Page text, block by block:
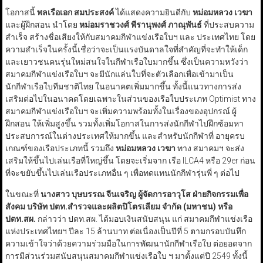
โอกาสนี้พลเรือเอก สมประสงค์ได้แสดงความยินดีกับ หม่อมหลวง เวฆา
และผู้ฝึกสอน นำโดย หม่อมราชวงศ์ พีรานุพงศ์ ภาณุพันธ์ ที่ประสบความ
สำเร็จ สร้างชื่อเสียงให้กับสมาคมกีฬาแข่งเรือใบฯ และ ประเทศไทย โดย
ความสำเร็จในครั้งนี้เชื่อว่าจะเป็นแรงบันดาลใจที่สำคัญที่จะทำให้เด็ก
และเยาวชนคนรุ่นใหม่สนใจในกีฬาเรือใบมากขึ้น ซึ่งเป็นความหวังว่า
สมาคมกีฬาแข่งเรือใบฯ จะมีนักแล่นใบที่จะตัวเลือกเพื่อเข้ามาเป็น
นักกีฬาเรือใบทีมชาติไทย ในอนาคตเพิ่มมากขึ้น ทั้งนี้แนวทางการส่ง
เสริมต่อไปในอนาคตโดยเฉพาะในส่วนของเรือใบประเภท Optimist ทาง
สมาคมกีฬาแข่งเรือใบฯ จะเพิ่มความพร้อมทั้งในเรื่องของอุปกรณ์ ผู้
ฝึกสอน ให้เพิ่มสูงขึ้น รวมทั้งเพิ่มโอกาสในการส่งนักกีฬาไปฝึกซ้อมหา
ประสบการณ์ในต่างประเทศให้มากขึ้น และสำหรับนักกีฬาที่ อายุครบ
เกณฑ์ของเรือประเภทนี้ รวมถึง หม่อมหลวง เวฆา ทาง สมาคมฯ จะส่ง
เสริมให้ขึ้นไปเล่นเรือที่ใหญ่ขึ้น โดยจะเริ่มจาก เรือ ILCA4 หรือ 29er ก่อน
ที่จะขยับขึ้นไปเล่นเรือประเภทอื่น ๆ เพื่อทดแทนนักกีฬารุ่นพี่ ๆ ต่อไป
ในขณะที่นางสาว บุษบรรณ จีนเจริญ ผู้จัดการอาวุโส ฝ่ายกิจกรรมเพื่อ
สังคม บริษัท ปตท.สำรวจและผลิตปิโตรเลียม จำกัด (มหาชน) หรือ
ปตท.สผ. กล่าวว่า ปตท.สผ. ได้มอบเงินสนับสนุน แก่ สมาคมกีฬาแข่งเรือ
แห่งประเทศไทยฯ ปีละ 15 ล้านบาท ต่อเนื่องเป็นปีที่ 5 ตามกรอบบันทึก
ความเข้าใจว่าด้วยความร่วมมือในการพัฒนานักกีฬาเรือใบ ต่อยอดจาก
การมีส่วนร่วมสนับสนุนสมาคมกีฬาแข่งเรือใบ ฯ มาตั้งแต่ปี 2549 ทั้งนี้